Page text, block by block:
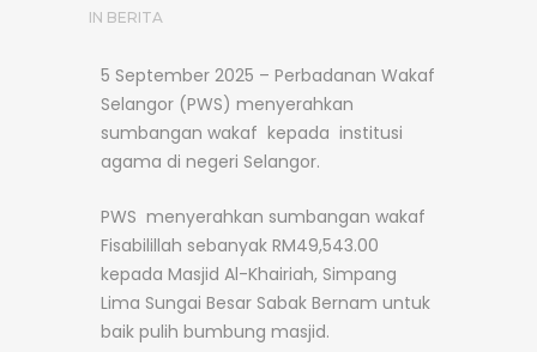
IN BERITA
5 September 2025 – Perbadanan Wakaf
Selangor (PWS) menyerahkan
sumbangan wakaf kepada institusi
agama di negeri Selangor.
PWS menyerahkan sumbangan wakaf
Fisabilillah sebanyak RM49,543.00
kepada Masjid Al-Khairiah, Simpang
Lima Sungai Besar Sabak Bernam untuk
baik pulih bumbung masjid.